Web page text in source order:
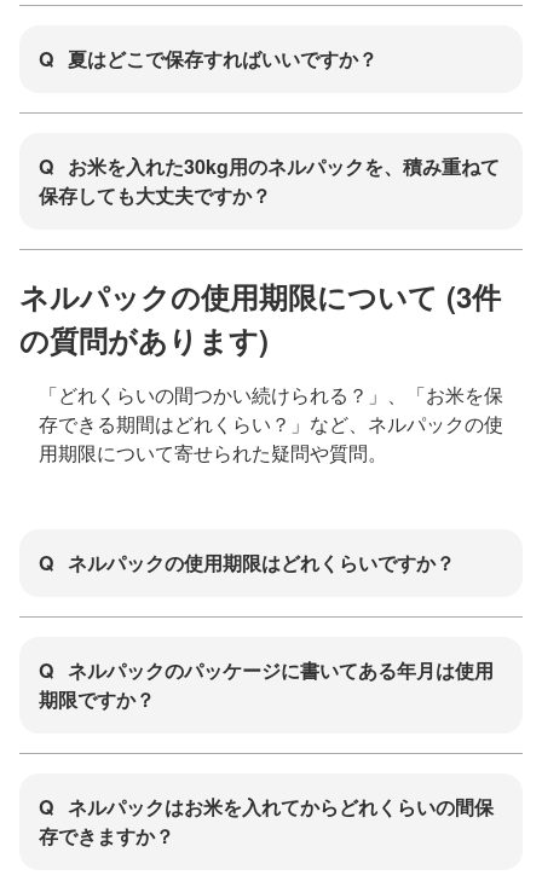
Q 夏はどこで保存すればいいですか？
Q お米を入れた30kg用のネルパックを、積み重ねて
保存しても大丈夫ですか？
ネルパックの使用期限について (3件
の質問があります)
「どれくらいの間つかい続けられる？」、「お米を保
存できる期間はどれくらい？」など、ネルパックの使
用期限について寄せられた疑問や質問。
Q ネルパックの使用期限はどれくらいですか？
Q ネルパックのパッケージに書いてある年月は使用
期限ですか？
Q ネルパックはお米を入れてからどれくらいの間保
存できますか？